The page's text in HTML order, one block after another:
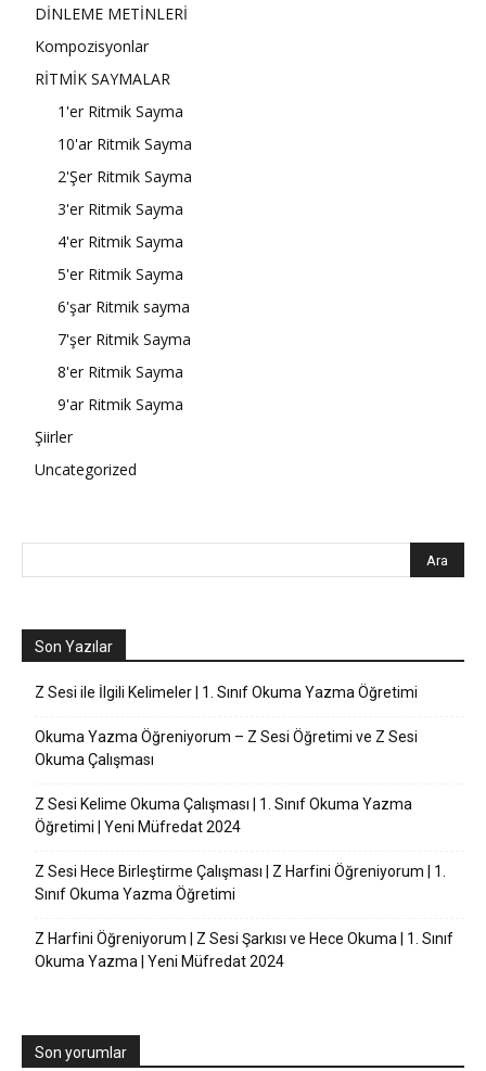
DİNLEME METİNLERİ
Kompozisyonlar
RİTMİK SAYMALAR
1'er Ritmik Sayma
10'ar Ritmik Sayma
2'Şer Ritmik Sayma
3'er Ritmik Sayma
4'er Ritmik Sayma
5'er Ritmik Sayma
6'şar Ritmik sayma
7'şer Ritmik Sayma
8'er Ritmik Sayma
9'ar Ritmik Sayma
Şiirler
Uncategorized
Son Yazılar
Z Sesi ile İlgili Kelimeler | 1. Sınıf Okuma Yazma Öğretimi
Okuma Yazma Öğreniyorum – Z Sesi Öğretimi ve Z Sesi
Okuma Çalışması
Z Sesi Kelime Okuma Çalışması | 1. Sınıf Okuma Yazma
Öğretimi | Yeni Müfredat 2024
Z Sesi Hece Birleştirme Çalışması | Z Harfini Öğreniyorum | 1.
Sınıf Okuma Yazma Öğretimi
Z Harfini Öğreniyorum | Z Sesi Şarkısı ve Hece Okuma | 1. Sınıf
Okuma Yazma | Yeni Müfredat 2024
Son yorumlar